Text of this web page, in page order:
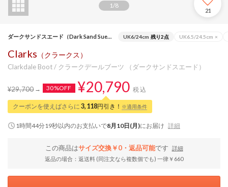
1/8
21
ダークサンドスエード（Dark Sand Suede） UK6/24cm 残り2点 UK6.5/24.5cm ×
Clarks （クラークス）
Clarkdale Boot / クラークデールブーツ （ダークサンドスエード）
¥29,700 30%OFF ¥20,790 税込
クーポンを使えばさらに 3,118円引き！ ※適用条件
1時間44分19秒以内のお支払いで8月10日(月)にお届け 詳細
この商品はサイズ交換￥0・返品可能です
詳細
返品の場合：返送料 (同注文なら複数個でも) 一律￥660